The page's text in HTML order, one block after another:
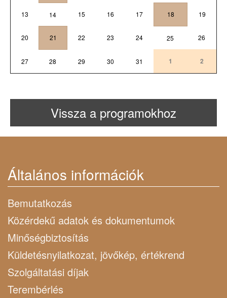
13 14 15 16 17 18 19
20 21 22 23 24 25 26
27 28 29 30 31 1 2
Vissza a programokhoz
Általános információk
Bemutatkozás
Közérdekű adatok és dokumentumok
Minőségbiztosítás
Küldetésnyilatkozat, jövőkép, értékrend
Szolgáltatási díjak
Terembérlés